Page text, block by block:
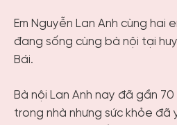
Em Nguyễn Lan Anh cùng hai
đang sống cùng bà nội tại
Bái.
Bà nội Lan Anh nay đã gần
trong nhà nhưng sức khỏe đã